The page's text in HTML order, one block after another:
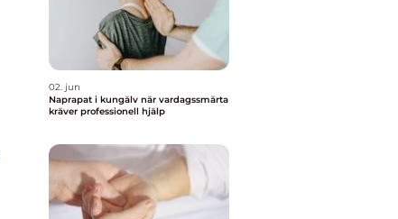
02. jun
Naprapat i kungälv när vardagssmärta
kräver professionell hjälp